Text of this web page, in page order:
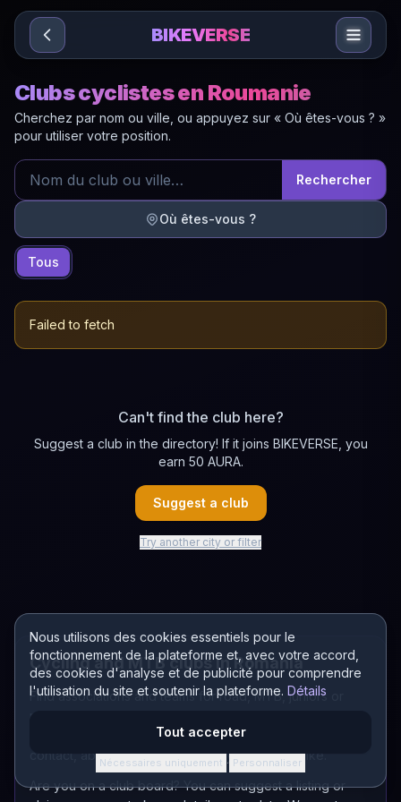
Sari la conținut
Nous utilisons des cookies essentiels pour le
fonctionnement de la plateforme et, avec votre accord,
des cookies d'analyse et de publicité pour comprendre
l'utilisation du site et soutenir la plateforme. Détails
Tout accepter
Nécessaires uniquement · Personnaliser
BIKEVERSE
Clubs cyclistes en Roumanie
Cherchez par nom ou ville, ou appuyez sur « Où êtes-vous ? »
pour utiliser votre position.
Rechercher
Où êtes-vous ?
Tous
Failed to fetch
Can't find the club here?
Suggest a club in the directory! If it joins BIKEVERSE, you
earn 50 AURA.
Suggest a club
Try another city or filter
Cycling and MTB clubs in Romania
Find associations and teams for road, MTB, juniors or
racing — with city, county and disciplines visible. Filter by
location or name and open the club page you care about:
contact, about them and what they do on the bike.
Are you on a club board? You can suggest a listing or